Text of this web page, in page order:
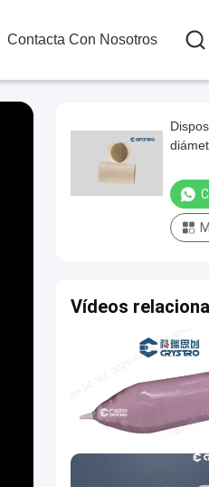
Contacta Con Nosotros
Vídeos